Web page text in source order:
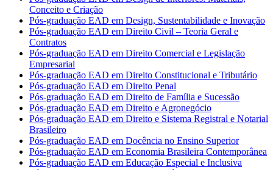
Conceito e Criação
Pós-graduação EAD em Design, Sustentabilidade e Inovação
Pós-graduação EAD em Direito Civil – Teoria Geral e
Contratos
Pós-graduação EAD em Direito Comercial e Legislação
Empresarial
Pós-graduação EAD em Direito Constitucional e Tributário
Pós-graduação EAD em Direito Penal
Pós-graduação EAD em Direito de Família e Sucessão
Pós-graduação EAD em Direito e Agronegócio
Pós-graduação EAD em Direito e Sistema Registral e Notarial
Brasileiro
Pós-graduação EAD em Docência no Ensino Superior
Pós-graduação EAD em Economia Brasileira Contemporânea
Pós-graduação EAD em Educação Especial e Inclusiva